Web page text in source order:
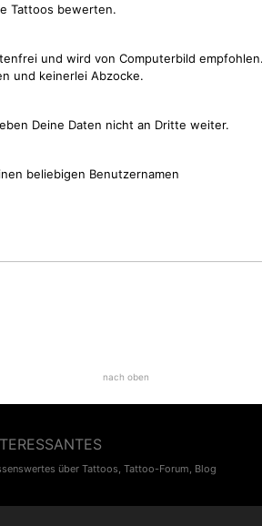
Tattoos bewerten.
und wird von Computerbild empfohlen.
und keinerlei Abzocke.
Deine Daten nicht an Dritte weiter.
beliebigen Benutzernamen
nach oben
über Tattoos, Tattoo-Forum, Blog